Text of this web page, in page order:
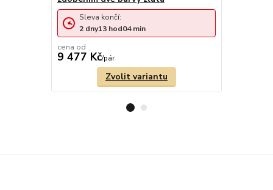
cena od
9 477 Kč/pár
Sleva končí:
2 dny13 hod04min
Zvolit variantu